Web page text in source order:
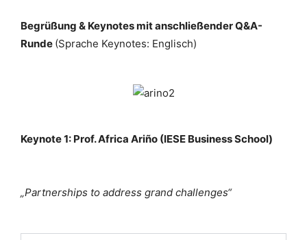
Begrüßung & Keynotesmit anschließender Q&A-
Runde (Sprache Keynotes: Englisch)
Keynote 1: Prof. Africa Ariño (IESE Business School)
„Partnerships to address grand challenges“